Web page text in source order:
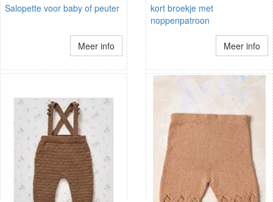
Salopette voor baby of peuter
Meer info
kort broekje met
noppenpatroon
Meer info